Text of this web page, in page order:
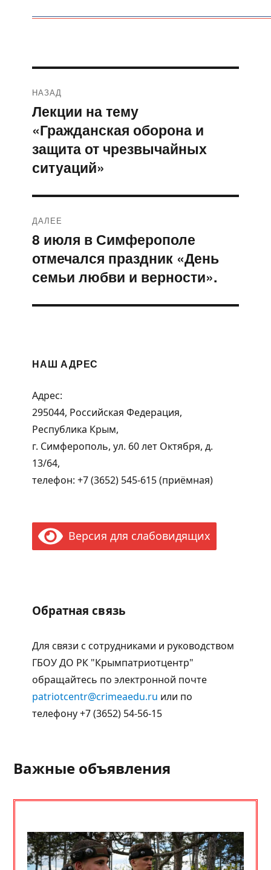
по
записям
НАЗАД
Предыдущая
запись:
Лекции на тему
«Гражданская оборона и
защита от чрезвычайных
ситуаций»
ДАЛЕЕ
Следующая
запись:
8 июля в Симферополе
отмечался праздник «День
семьи любви и верности».
НАШ АДРЕС
Адрес:
295044, Российская Федерация,
Республика Крым,
г. Симферополь, ул. 60 лет Октября, д.
13/64,
телефон: +7 (3652) 545-615 (приёмная)
Версия для слабовидящих
Обратная связь
Для связи с сотрудниками и руководством
ГБОУ ДО РК "Крымпатриотцентр"
обращайтесь по электронной почте
patriotcentr@crimeaedu.ru или по
телефону +7 (3652) 54-56-15
Важные объявления